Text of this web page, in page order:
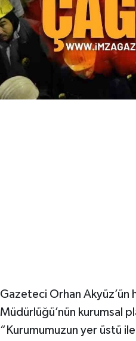
Gazeteci Orhan Akyüz’ün
Müdürlüğü’nün kurumsal
“Kurumumuzun yer üstü